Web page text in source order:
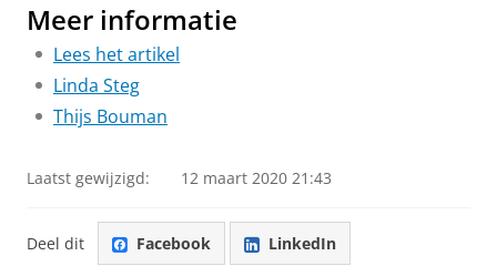
Meer informatie
Lees het artikel
Linda Steg
Thijs Bouman
Laatst gewijzigd: 12 maart 2020 21:43
Deel dit Facebook LinkedIn